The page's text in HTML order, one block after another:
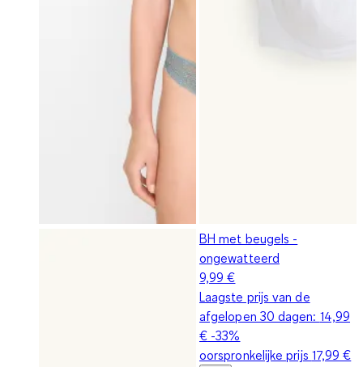
BH met beugels -
ongewatteerd
9,99 €
Laagste prijs van de
afgelopen 30 dagen: 14,99
€ -33%
oorspronkelijke prijs 17,99 €